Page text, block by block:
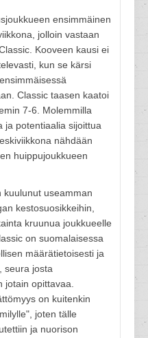
ensimmäinen
jolloin vastaan
Kooveen kausi ei
kun se kärsi
Classic taasen kaatoi
7-6. Molemmilla
ja potentiaalia sijoittua
nähdään
huippujoukkueen
kuulunut useamman
kestosuosikkeihin,
kruunua joukkueelle
on suomalaisessa
määrätietoisesti ja
seura josta
jotain opittavaa.
on kuitenkin
joten tälle
ja nuorison